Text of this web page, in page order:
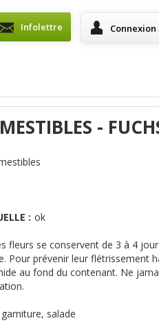
Infolettre Connexion
-
: ok
fleurs se conservent de 3 à 4
Pour prévenir leur flétrissement
au fond du contenant. Ne
salade